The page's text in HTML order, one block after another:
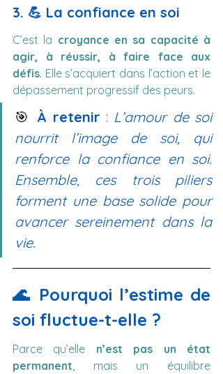
3. 💪 La confiance en soi
C’est la croyance en sa capacité à
agir, à réussir, à faire face aux
défis. Elle s’acquiert dans l’action et le
dépassement progressif des peurs.
🎯 À retenir : L’amour de soi
nourrit l’image de soi, qui
renforce la confiance en soi.
Ensemble, ces trois piliers
forment une base solide pour
avancer sereinement dans la
vie.
🌊 Pourquoi l’estime de
soi fluctue-t-elle ?
Parce qu’elle n’est pas un état
permanent, mais un équilibre